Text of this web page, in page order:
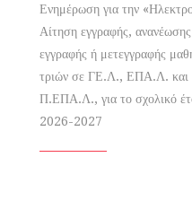
Ενημέρωση για την
Αίτηση εγγραφής, ανανέωσης
εγγραφής ή μετεγγραφής
τριών σε ΓΕ.Λ., ΕΠΑ.Λ. και
Π.ΕΠΑ.Λ., για το σχολικό
2026-2027